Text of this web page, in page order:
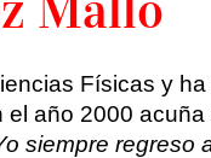
Físicas y
año 2000
siempre regreso